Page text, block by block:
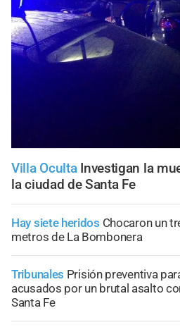
Villa Oculta Investigan la
la ciudad de Santa Fe
Hay siete heridos Chocaron un
metros de La Bombonera
Tribunales Prisión preventiva
acusados por un brutal asalto
Santa Fe